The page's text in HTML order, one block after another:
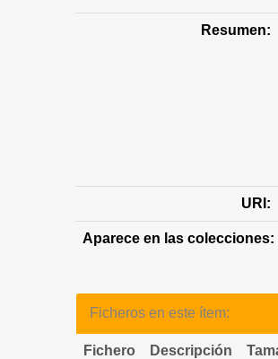
Resumen:
URI:
Aparece en las colecciones:
Ficheros en este ítem:
Fichero Descripción